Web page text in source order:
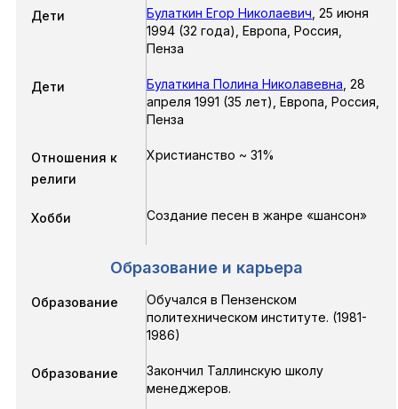
Дети Булаткин Егор Николаевич 25 июня
1994 (32 года), Европа, Россия,
Пенза
Дети Булаткина Полина Николавевна 28
апреля 1991 (35 лет), Европа, Россия,
Пенза
Отношения к
религи
Христианство ~ 31%
Хобби Создание песен в жанре «шансон»
Образование и карьера
Образование
Обучался в Пензенском
политехническом институте. (1981-
1986)
Образование
Закончил Таллинскую школу
менеджеров.